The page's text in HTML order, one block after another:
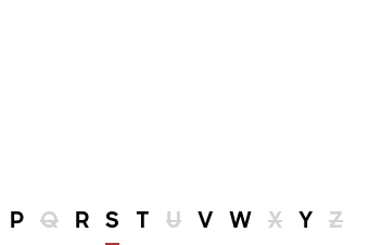
P Q R S T U V W X Y Z